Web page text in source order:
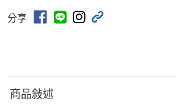
分享
商品敍述